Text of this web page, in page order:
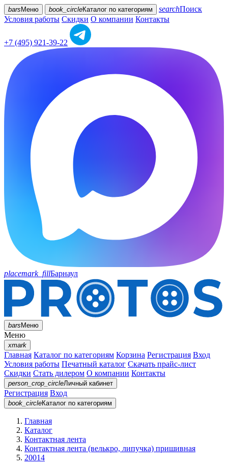
bars Меню book_circleКаталог по категориям searchПоиск
Условия работы Скидки О компании Контакты
+7 (495) 921-39-22
placemark_fillБарнаул
barsМеню
Меню
xmark
Главная Каталог по категориям Корзина Регистрация Вход
Условия работы Печатный каталог Скачать прайс-лист
Скидки Стать дилером О компании Контакты
person_crop_circleЛичный кабинет
Регистрация Вход
book_circleКаталог по категориям
Главная
Каталог
Контактная лента
Контактная лента (велькро, липучка) пришивная
20014